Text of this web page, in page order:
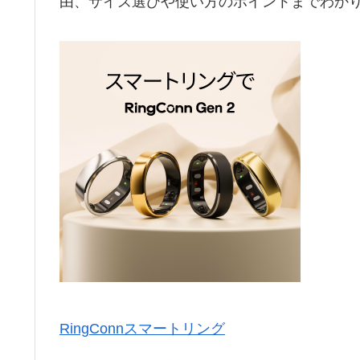
RingConnスマートリング